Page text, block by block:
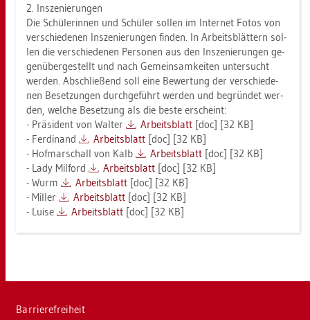
2. In­sze­nie­run­gen
Die Schü­le­rin­nen und Schü­ler sol­len im In­ter­net Fotos von
ver­schie­de­nen In­sze­nie­run­gen fin­den. In Ar­beits­blät­tern sol­
len die ver­schie­de­nen Per­so­nen aus den In­sze­nie­run­gen ge­
gen­über­ge­stellt und nach Ge­mein­sam­kei­ten un­ter­sucht
wer­den. Ab­schlie­ßend soll eine Be­wer­tung der ver­schie­de­
nen Be­set­zun­gen durch­ge­führt wer­den und be­grün­det wer­
den, wel­che Be­set­zung als die beste er­scheint:
- Prä­si­dent von Wal­ter
Ar­beits­blatt [doc] [32 KB]
- Fer­di­nand
Ar­beits­blatt [doc] [32 KB]
- Hof­mar­schall von Kalb
Ar­beits­blatt [doc] [32 KB]
- Lady Mil­ford
Ar­beits­blatt [doc] [32 KB]
- Wurm
Ar­beits­blatt [doc] [32 KB]
- Mil­ler
Ar­beits­blatt [doc] [32 KB]
- Luise
Ar­beits­blatt [doc] [32 KB]
Bar­rie­re­frei­heit